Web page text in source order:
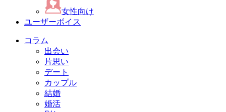
女性向け
ユーザーボイス
コラム
出会い
片思い
デート
カップル
結婚
婚活